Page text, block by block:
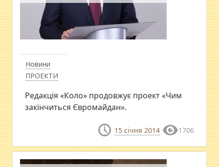
Новини
ПРОЕКТИ
Редакція «Коло» продовжує проект «Чим
закінчиться Євромайдан».
15 січня 2014 1706